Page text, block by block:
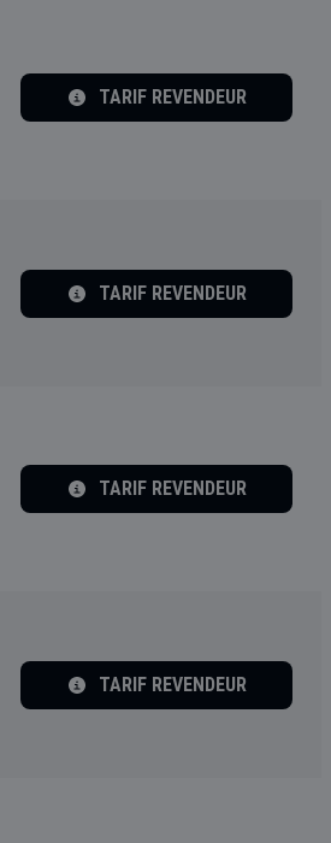
TARIF REVENDEUR
TARIF REVENDEUR
TARIF REVENDEUR
TARIF REVENDEUR